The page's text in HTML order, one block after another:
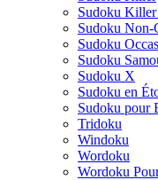
Sudoku
Sudoku Non-
Sudoku
Sudoku
Sudoku X
Sudoku en
Sudoku pour
Tridoku
Windoku
Wordoku
Wordoku